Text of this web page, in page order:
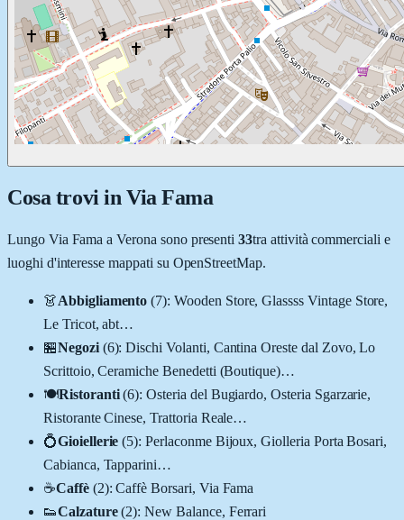
Cosa trovi in Via Fama
Lungo Via Fama aVerona sono presenti 33tra attività commerciali e
luoghi d'interesse mappati su OpenStreetMap.
👗Abbigliamento (7):Wooden Store, Glassss Vintage Store,
Le Tricot, abt…
🏪Negozi (6):Dischi Volanti, Cantina Oreste dal Zovo, Lo
Scrittoio, Ceramiche Benedetti (Boutique)…
🍽️Ristoranti (6):Osteria del Bugiardo, Osteria Sgarzarie,
Ristorante Cinese, Trattoria Reale…
💍Gioiellerie (5):Perlaconme Bijoux, Giolleria Porta Bosari,
Cabianca, Tapparini…
☕Caffè (2):Caffè Borsari, Via Fama
👟Calzature (2):New Balance, Ferrari